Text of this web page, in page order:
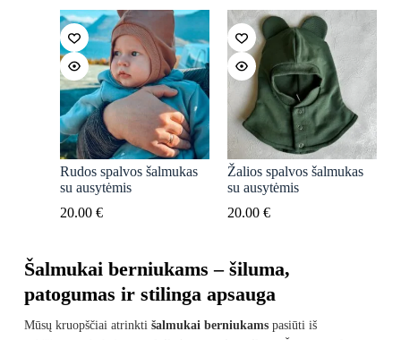
Rudos spalvos šalmukas
su ausytėmis
20.00 €
Žalios spalvos šalmukas
su ausytėmis
20.00 €
Šalmukai berniukams – šiluma,
patogumas ir stilinga apsauga
Mūsų kruopščiai atrinkti šalmukai berniukamspasiūti iš